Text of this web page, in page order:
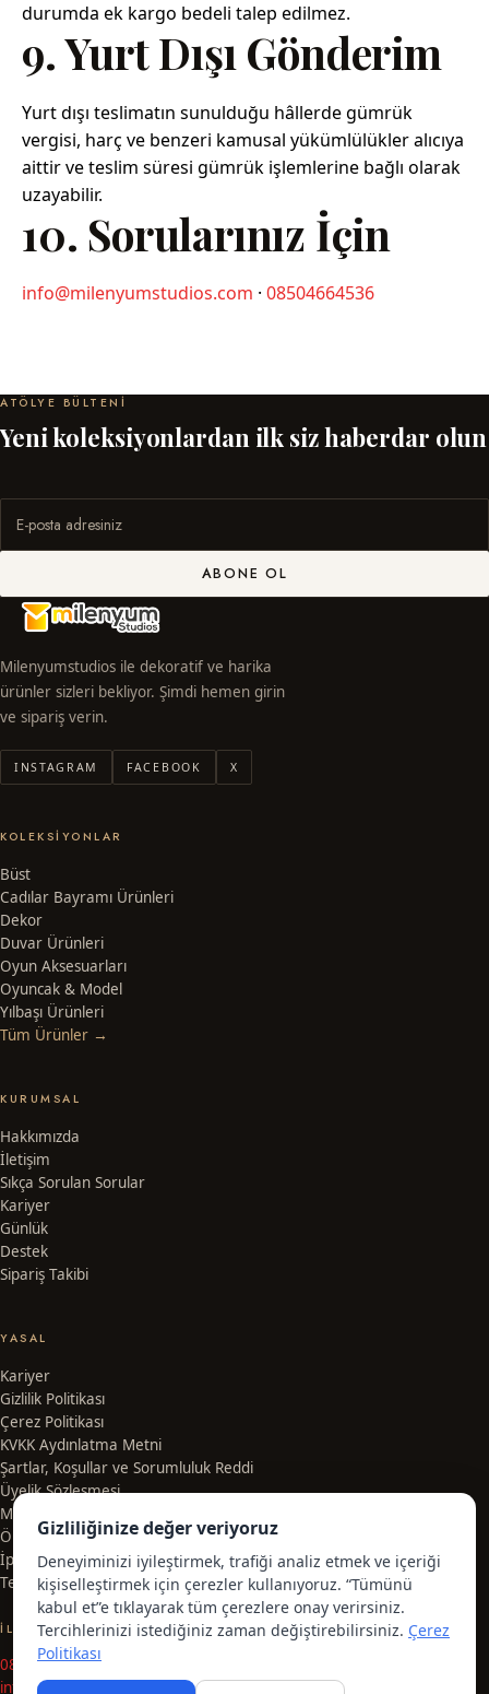
durumda ek kargo bedeli talep edilmez.
9. Yurt Dışı Gönderim
Yurt dışı teslimatın sunulduğu hâllerde gümrük
vergisi, harç ve benzeri kamusal yükümlülükler alıcıya
aittir ve teslim süresi gümrük işlemlerine bağlı olarak
uzayabilir.
10. Sorularınız İçin
info@milenyumstudios.com · 08504664536
ATÖLYE BÜLTENI
Yeni koleksiyonlardan ilk siz haberdar olun
ABONE OL
Milenyumstudios ile dekoratif ve harika
ürünler sizleri bekliyor. Şimdi hemen girin
ve sipariş verin.
INSTAGRAM FACEBOOK X
KOLEKSIYONLAR
Büst
Cadılar Bayramı Ürünleri
Dekor
Duvar Ürünleri
Oyun Aksesuarları
Oyuncak & Model
Yılbaşı Ürünleri
Tüm Ürünler →
KURUMSAL
Hakkımızda
İletişim
Sıkça Sorulan Sorular
Kariyer
Günlük
Destek
Sipariş Takibi
YASAL
Kariyer
Gizlilik Politikası
Çerez Politikası
KVKK Aydınlatma Metni
Şartlar, Koşullar ve Sorumluluk Reddi
Üyelik Sözleşmesi
Mesafeli Satış Sözleşmesi
Ön Bilgilendirme Formu
İptal, İade ve Değişim Koşulları
Teslimat ve Kargo Bilgileri
İLETIŞIM
08504664536
info@milenyumstudios.com
Gizliliğinize değer veriyoruz
Deneyiminizi iyileştirmek, trafiği analiz etmek ve içeriği
kişiselleştirmek için çerezler kullanıyoruz. “Tümünü
kabul et”e tıklayarak tüm çerezlere onay verirsiniz.
Tercihlerinizi istediğiniz zaman değiştirebilirsiniz. Çerez
Politikası